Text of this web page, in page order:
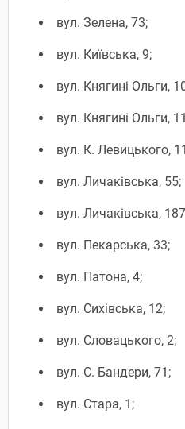
вул. Зелена, 73;
вул. Київська, 9;
вул. Княгині
вул. Княгині Ольги,
вул. К. Левицького,
вул. Личаківська, 55;
вул. Личаківська,
вул. Пекарська, 33;
вул. Патона, 4;
вул. Сихівська, 12;
вул. Словацького, 2;
вул. С. Бандери, 71;
вул. Стара, 1;